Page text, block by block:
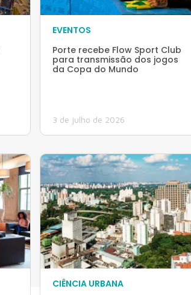
EVENTOS
Porte recebe Flow Sport Club
para transmissão dos jogos
da Copa do Mundo
3 de julho de 2026
CIÊNCIA URBANA